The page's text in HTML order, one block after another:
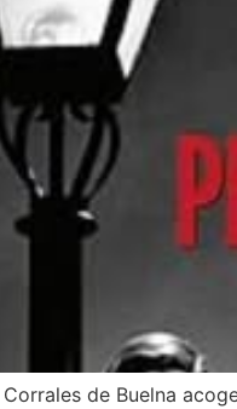
de Buelna